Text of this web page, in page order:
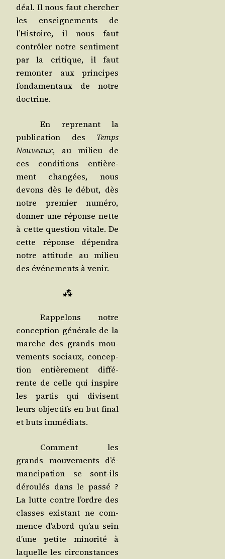
déal. Il nous faut cher­cher
les ensei­gne­ments de
l’His­toire, il nous faut
contrô­ler notre sen­ti­ment
par la cri­tique, il faut
remon­ter aux prin­cipes
fon­da­men­taux de notre
doctrine.
En repre­nant la
publi­ca­tion des Temps
Nou­veaux, au milieu de
ces condi­tions entiè­re­
ment chan­gées, nous
devons dès le début, dès
notre pre­mier numé­ro,
don­ner une réponse nette
à cette ques­tion vitale. De
cette réponse dépen­dra
notre atti­tude au milieu
des évé­ne­ments à venir.
⁂
Rap­pe­lons notre
concep­tion géné­rale de la
marche des grands mou­
ve­ments sociaux, concep­
tion entiè­re­ment dif­fé­
rente de celle qui ins­pire
les par­tis qui divisent
leurs objec­tifs en but final
et buts immédiats.
Com­ment les
grands mou­ve­ments d’é­
man­ci­pa­tion se sont-ils
dérou­lés dans le pas­sé ?
La lutte contre l’ordre des
classes exis­tant ne com­
mence d’a­bord qu’au sein
d’une petite mino­ri­té à
laquelle les cir­cons­tances